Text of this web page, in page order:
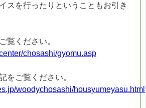
スを行ったりということもお引き
覧ください。
chosashi/gyomu.asp
をご覧ください。
woodychosashi/housyumeyasu.html